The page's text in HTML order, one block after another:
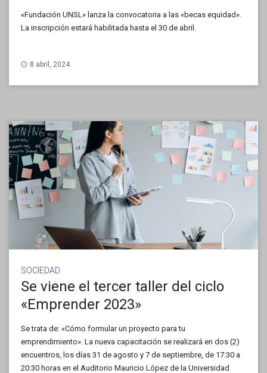
«Fundación UNSL» lanza la convocatoria a las «becas equidad».
La inscripción estará habilitada hasta el 30 de abril.
8 abril, 2024
SOCIEDAD
Se viene el tercer taller del ciclo
«Emprender 2023»
Se trata de: «Cómo formular un proyecto para tu
emprendimiento». La nueva capacitación se realizará en dos (2)
encuentros, los días 31 de agosto y 7 de septiembre, de 17:30 a
20:30 horas en el Auditorio Mauricio López de la Universidad